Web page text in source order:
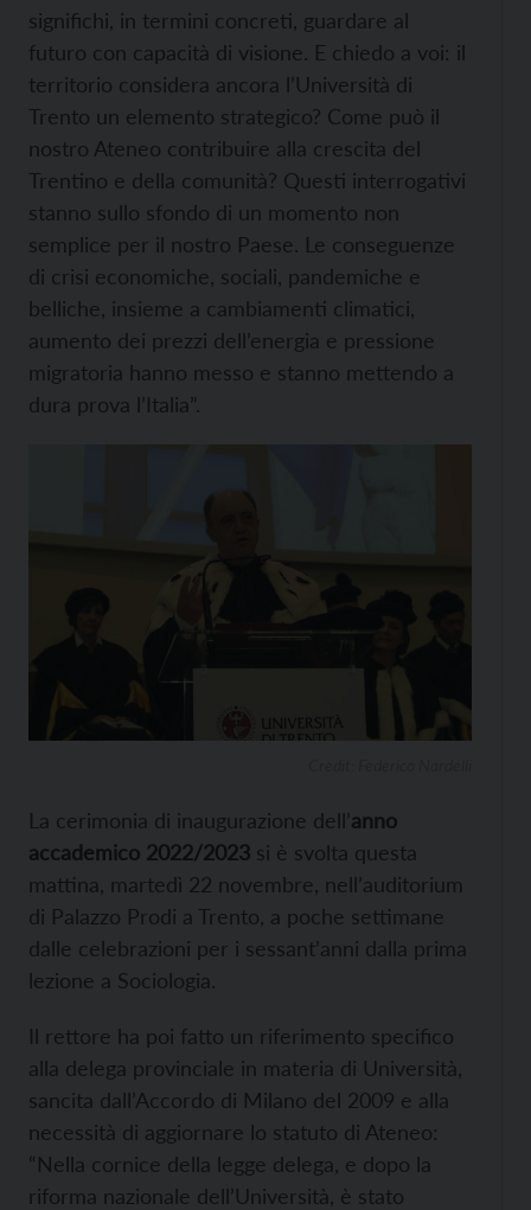
significhi, in termini concreti, guardare al
futuro con capacità di visione. E chiedo a voi: il
territorio considera ancora l’Università di
Trento un elemento strategico? Come può il
nostro Ateneo contribuire alla crescita del
Trentino e della comunità? Questi interrogativi
stanno sullo sfondo di un momento non
semplice per il nostro Paese. Le conseguenze
di crisi economiche, sociali, pandemiche e
belliche, insieme a cambiamenti climatici,
aumento dei prezzi dell’energia e pressione
migratoria hanno messo e stanno mettendo a
dura prova l’Italia”.
La cerimonia di inaugurazione dell’anno
accademico 2022/2023 si è svolta questa
mattina, martedì 22 novembre, nell’auditorium
di Palazzo Prodi a Trento, a poche settimane
dalle celebrazioni per i sessant’anni dalla prima
lezione a Sociologia.
Il rettore ha poi fatto un riferimento specifico
alla delega provinciale in materia di Università,
sancita dall’Accordo di Milano del 2009 e alla
necessità di aggiornare lo statuto di Ateneo:
“Nella cornice della legge delega, e dopo la
riforma nazionale dell’Università, è stato